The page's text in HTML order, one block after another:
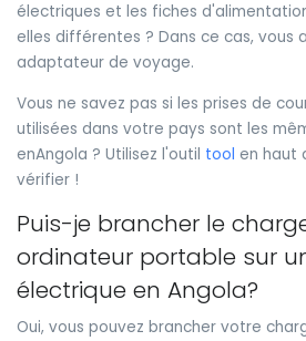
électriques et les fiches
elles différentes ? Dans ce cas, vous
adaptateur de voyage.
Vous ne savez pas si les prises de
utilisées dans votre pays sont les
enAngola ? Utilisez l'outil tool en haut
vérifier !
Puis-je brancher le
ordinateur portable sur
électrique en Angola?
Oui, vous pouvez brancher votre